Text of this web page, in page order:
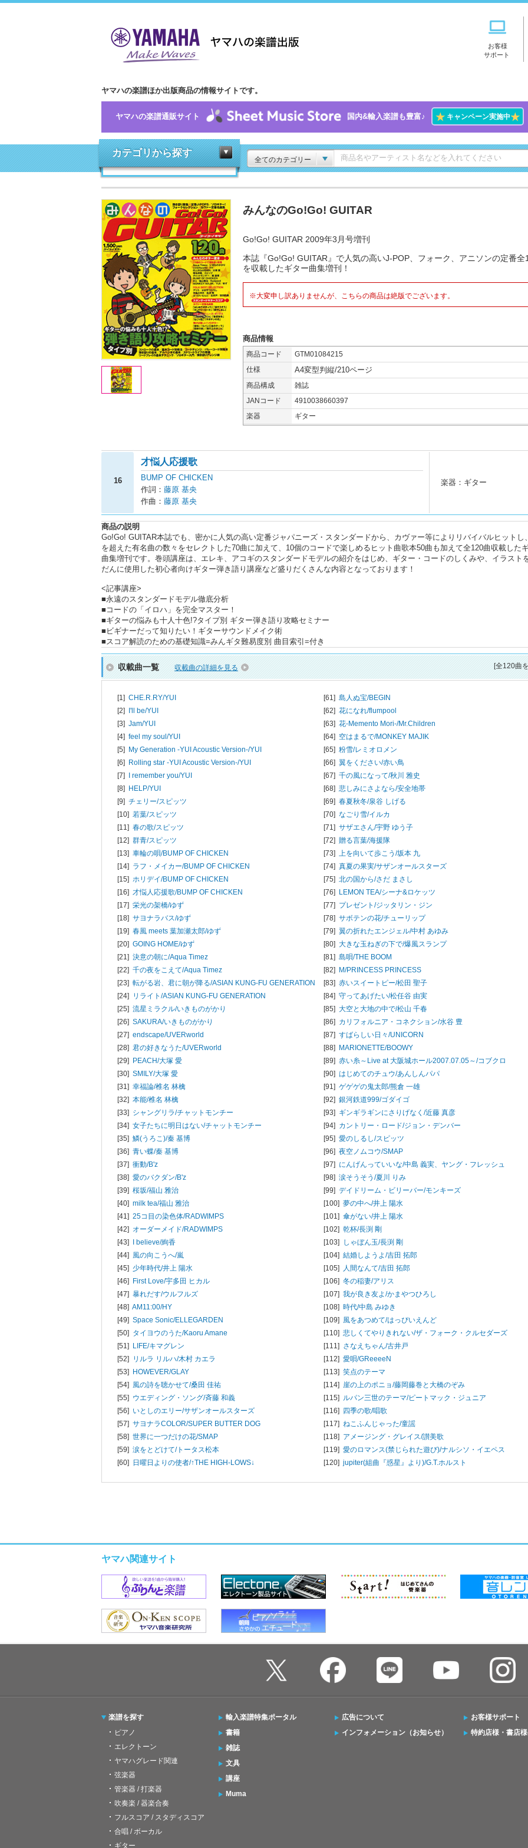
お客様
サポート
ヤマハの楽譜ほか出版商品の情報サイトです。
ヤマハの楽譜通販サイト 国内&輸入楽譜も豊富♪ ★キャンペーン実施中★
カテゴリから探す
全てのカテゴリー
みんなのGo!Go! GUITAR
Go!Go! GUITAR 2009年3月号増刊
本誌『Go!Go! GUITAR』で人気の高いJ-POP、フォーク、アニソンの定番全
を収載したギター曲集増刊！
※大変申し訳ありませんが、こちらの商品は絶版でございます。
商品情報
商品コード
GTM01084215
仕様
A4変型判縦/210ページ
商品構成
雑誌
JANコード
4910038660397
楽器
ギター
16
才悩人応援歌
BUMP OF CHICKEN
作詞： 藤原 基央
作曲： 藤原 基央
楽器：ギター
商品の説明
Go!Go! GUITAR本誌でも、密かに人気の高い定番ジャパニーズ・スタンダードから、カヴァー等によりリバイバルヒットし
を超えた有名曲の数々をセレクトした70曲に加えて、10個のコードで楽しめるヒット曲歌本50曲も加えて全120曲収載した
曲集増刊です。巻頭講座は、エレキ、アコギのスタンダードモデルの紹介をはじめ、ギター・コードのしくみや、イラスト
だんに使用した初心者向けギター弾き語り講座など盛りだくさんな内容となっております！
<記事講座>
■永遠のスタンダードモデル徹底分析
■コードの「イロハ」を完全マスター！
■ギターの悩みも十人十色!?タイプ別 ギター弾き語り攻略セミナー
■ビギナーだって知りたい！ギターサウンドメイク術
■スコア解読のための基礎知識=みんギタ難易度別 曲目索引=付き
収載曲一覧 収載曲の詳細を見る [全120曲
[1] CHE.R.RY/YUI
[2] I'll be/YUI
[3] Jam/YUI
[4] feel my soul/YUI
[5] My Generation -YUI Acoustic Version-/YUI
[6] Rolling star -YUI Acoustic Version-/YUI
[7] I remember you/YUI
[8] HELP/YUI
[9] チェリー/スピッツ
[10] 若葉/スピッツ
[11] 春の歌/スピッツ
[12] 群青/スピッツ
[13] 車輪の唄/BUMP OF CHICKEN
[14] ラフ・メイカー/BUMP OF CHICKEN
[15] ホリデイ/BUMP OF CHICKEN
[16] 才悩人応援歌/BUMP OF CHICKEN
[17] 栄光の架橋/ゆず
[18] サヨナラバス/ゆず
[19] 春風 meets 葉加瀬太郎/ゆず
[20] GOING HOME/ゆず
[21] 決意の朝に/Aqua Timez
[22] 千の夜をこえて/Aqua Timez
[23] 転がる岩、君に朝が降る/ASIAN KUNG-FU GENERATION
[24] リライト/ASIAN KUNG-FU GENERATION
[25] 流星ミラクル/いきものがかり
[26] SAKURA/いきものがかり
[27] endscape/UVERworld
[28] 君の好きなうた/UVERworld
[29] PEACH/大塚 愛
[30] SMILY/大塚 愛
[31] 幸福論/椎名 林檎
[32] 本能/椎名 林檎
[33] シャングリラ/チャットモンチー
[34] 女子たちに明日はない/チャットモンチー
[35] 鱗(うろこ)/秦 基博
[36] 青い蝶/秦 基博
[37] 衝動/B'z
[38] 愛のバクダン/B'z
[39] 桜坂/福山 雅治
[40] milk tea/福山 雅治
[41] 25コ目の染色体/RADWIMPS
[42] オーダーメイド/RADWIMPS
[43] I believe/絢香
[44] 風の向こうへ/嵐
[45] 少年時代/井上 陽水
[46] First Love/宇多田 ヒカル
[47] 暴れだす/ウルフルズ
[48] AM11:00/HY
[49] Space Sonic/ELLEGARDEN
[50] タイヨウのうた/Kaoru Amane
[51] LIFE/キマグレン
[52] リルラ リルハ/木村 カエラ
[53] HOWEVER/GLAY
[54] 風の詩を聴かせて/桑田 佳祐
[55] ウエディング・ソング/斉藤 和義
[56] いとしのエリー/サザンオールスターズ
[57] サヨナラCOLOR/SUPER BUTTER DOG
[58] 世界に一つだけの花/SMAP
[59] 涙をとどけて/トータス松本
[60] 日曜日よりの使者/↑THE HIGH-LOWS↓
[61] 島人ぬ宝/BEGIN
[62] 花になれ/flumpool
[63] 花-Memento Mori-/Mr.Children
[64] 空はまるで/MONKEY MAJIK
[65] 粉雪/レミオロメン
[66] 翼をください/赤い鳥
[67] 千の風になって/秋川 雅史
[68] 悲しみにさよなら/安全地帯
[69] 春夏秋冬/泉谷 しげる
[70] なごり雪/イルカ
[71] サザエさん/宇野 ゆう子
[72] 贈る言葉/海援隊
[73] 上を向いて歩こう/坂本 九
[74] 真夏の果実/サザンオールスターズ
[75] 北の国から/さだ まさし
[76] LEMON TEA/シーナ&ロケッツ
[77] プレゼント/ジッタリン・ジン
[78] サボテンの花/チューリップ
[79] 翼の折れたエンジェル/中村 あゆみ
[80] 大きな玉ねぎの下で/爆風スランプ
[81] 島唄/THE BOOM
[82] M/PRINCESS PRINCESS
[83] 赤いスイートピー/松田 聖子
[84] 守ってあげたい/松任谷 由実
[85] 大空と大地の中で/松山 千春
[86] カリフォルニア・コネクション/水谷 豊
[87] すばらしい日々/UNICORN
[88] MARIONETTE/BOOWY
[89] 赤い糸～Live at 大阪城ホール2007.07.05～/コブクロ
[90] はじめてのチュウ/あんしんパパ
[91] ゲゲゲの鬼太郎/熊倉 一雄
[92] 銀河鉄道999/ゴダイゴ
[93] ギンギラギンにさりげなく/近藤 真彦
[94] カントリー・ロード/ジョン・デンバー
[95] 愛のしるし/スピッツ
[96] 夜空ノムコウ/SMAP
[97] にんげんっていいな/中島 義実、ヤング・フレッシュ
[98] 涙そうそう/夏川 りみ
[99] デイドリーム・ビリーバー/モンキーズ
[100] 夢の中へ/井上 陽水
[101] 傘がない/井上 陽水
[102] 乾杯/長渕 剛
[103] しゃぼん玉/長渕 剛
[104] 結婚しようよ/吉田 拓郎
[105] 人間なんて/吉田 拓郎
[106] 冬の稲妻/アリス
[107] 我が良き友よ/かまやつひろし
[108] 時代/中島 みゆき
[109] 風をあつめて/はっぴいえんど
[110] 悲しくてやりきれない/ザ・フォーク・クルセダーズ
[111] さなえちゃん/古井戸
[112] 愛唄/GReeeeN
[113] 笑点のテーマ
[114] 崖の上のポニョ/藤岡藤巻と大橋のぞみ
[115] ルパン三世のテーマ/ピートマック・ジュニア
[116] 四季の歌/唱歌
[117] ねこふんじゃった/童謡
[118] アメージング・グレイス/讃美歌
[119] 愛のロマンス(禁じられた遊び)/ナルシソ・イエペス
[120] jupiter(組曲『惑星』より)/G.T.ホルスト
ヤマハ関連サイト
楽譜を探す
ピアノ
エレクトーン
ヤマハグレード関連
弦楽器
管楽器 / 打楽器
吹奏楽 / 器楽合奏
フルスコア / スタディスコア
合唱 / ボーカル
ギター
輸入楽譜特集ポータル
書籍
雑誌
文具
講座
Muma
広告について
インフォメーション（お知らせ）
お客様サポート
特約店様・書店